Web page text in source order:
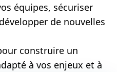
équipes, sécuriser
de nouvelles
construire un
à vos enjeux et à